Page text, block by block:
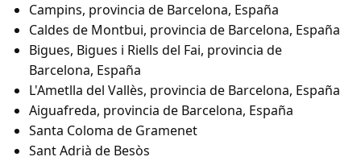
Campins, provincia de Barcelona, España
Caldes de Montbui, provincia de Barcelona, España
Bigues, Bigues i Riells del Fai, provincia de
Barcelona, España
L'Ametlla del Vallès, provincia de Barcelona, España
Aiguafreda, provincia de Barcelona, España
Santa Coloma de Gramenet
Sant Adrià de Besòs